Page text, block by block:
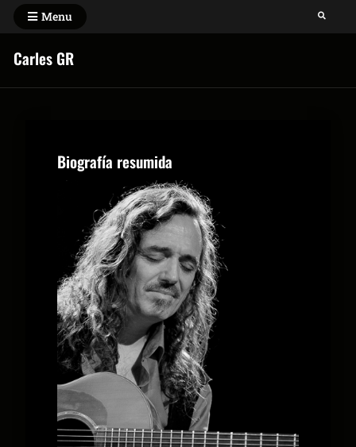
Menu
Carles GR
Biografía resumida